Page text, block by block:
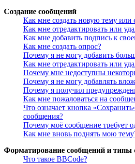
Создание сообщений
Как мне создать новую тему или
Как мне отредактировать или
Как мне добавить подпись к
Как мне создать опрос?
Почему я не могу добавить
Как мне отредактировать или
Почему мне недоступны
Почему я не могу добавлять
Почему я получил
Как мне пожаловаться на
Что означает кнопка
сообщения?
Почему моё сообщение требует
Как мне вновь поднять мою
Форматирование сообщений и типы
Что такое BBCode?